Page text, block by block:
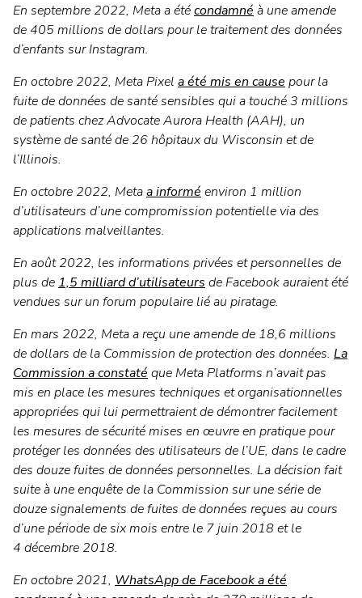
En septembre 2022, Meta a étécondamné à une amende
de 405 millions de dollars pour le traitement des données
d’enfants sur Instagram.
En octobre 2022, Meta Pixel a été mis en cause pour la
fuite de données de santé sensibles qui a touché 3 millions
de patients chez Advocate Aurora Health (AAH), un
système de santé de 26 hôpitaux du Wisconsin et de
l’Illinois.
En octobre 2022, Metaa informé environ 1 million
d’utilisateurs d’une compromission potentielle via des
applications malveillantes.
En août 2022, les informations privées et personnelles de
plus de 1,5 milliard d’utilisateurs de Facebook auraient été
vendues sur un forum populaire lié au piratage.
En mars 2022, Meta a reçu une amende de 18,6 millions
de dollars de la Commission de protection des données. La
Commission a constaté que Meta Platforms n’avait pas
mis en place les mesures techniques et organisationnelles
appropriées qui lui permettraient de démontrer facilement
les mesures de sécurité mises en œuvre en pratique pour
protéger les données des utilisateurs de l’UE, dans le cadre
des douze fuites de données personnelles. La décision fait
suite à une enquête de la Commission sur une série de
douze signalements de fuites de données reçues au cours
d’une période de six mois entre le 7 juin 2018 et le
4 décembre 2018.
En octobre 2021, WhatsApp de Facebook a été